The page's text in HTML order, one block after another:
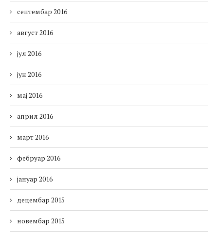
септембар 2016
август 2016
јул 2016
јун 2016
мај 2016
април 2016
март 2016
фебруар 2016
јануар 2016
децембар 2015
новембар 2015